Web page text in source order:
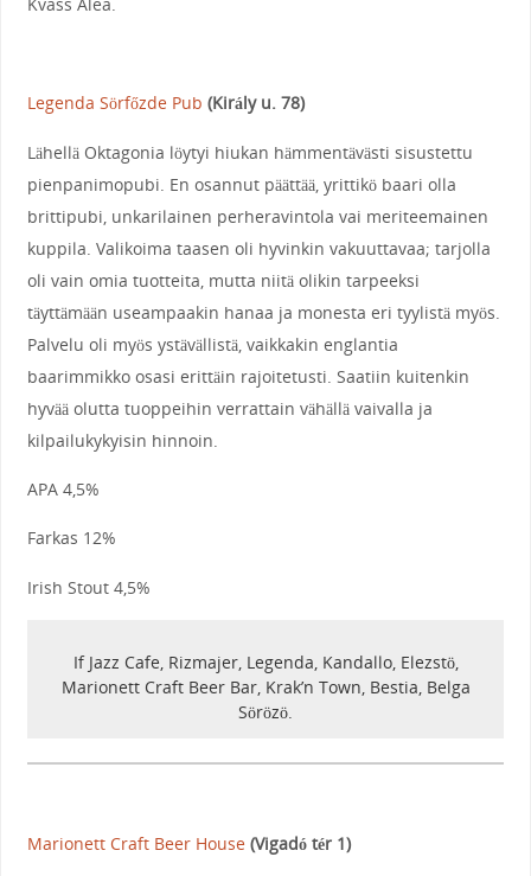
Kvass Alea.
Legenda Sörfőzde Pub (Király u. 78)
Lähellä Oktagonia löytyi hiukan hämmentävästi sisustettu
pienpanimopubi. En osannut päättää, yrittikö baari olla
brittipubi, unkarilainen perheravintola vai meriteemainen
kuppila. Valikoima taasen oli hyvinkin vakuuttavaa; tarjolla
oli vain omia tuotteita, mutta niitä olikin tarpeeksi
täyttämään useampaakin hanaa ja monesta eri tyylistä myös.
Palvelu oli myös ystävällistä, vaikkakin englantia
baarimmikko osasi erittäin rajoitetusti. Saatiin kuitenkin
hyvää olutta tuoppeihin verrattain vähällä vaivalla ja
kilpailukykyisin hinnoin.
APA 4,5%
Farkas 12%
Irish Stout 4,5%
If Jazz Cafe, Rizmajer, Legenda, Kandallo, Elezstö,
Marionett Craft Beer Bar, Krak’n Town, Bestia, Belga
Sörözö.
Marionett Craft Beer House (Vigadó tér 1)